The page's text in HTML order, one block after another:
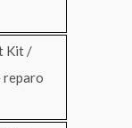
Kit /
reparo